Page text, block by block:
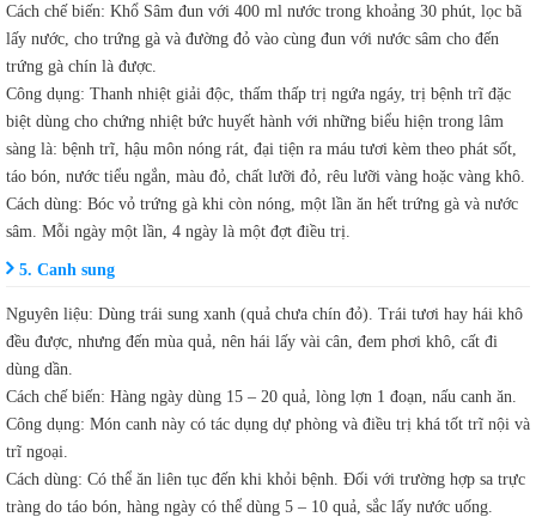
Cách chế biến: Khổ Sâm đun với 400 ml nước trong khoảng 30 phút, lọc bã
lấy nước, cho trứng gà và đường đỏ vào cùng đun với nước sâm cho đến
trứng gà chín là được.
Công dụng: Thanh nhiệt giải độc, thấm thấp trị ngứa ngáy, trị bệnh trĩ đặc
biệt dùng cho chứng nhiệt bức huyết hành với những biểu hiện trong lâm
sàng là: bệnh trĩ, hậu môn nóng rát, đại tiện ra máu tươi kèm theo phát sốt,
táo bón, nước tiểu ngắn, màu đỏ, chất lưỡi đỏ, rêu lưỡi vàng hoặc vàng khô.
Cách dùng: Bóc vỏ trứng gà khi còn nóng, một lần ăn hết trứng gà và nước
sâm. Mỗi ngày một lần, 4 ngày là một đợt điều trị.
5. Canh sung
Nguyên liệu: Dùng trái sung xanh (quả chưa chín đỏ). Trái tươi hay hái khô
đều được, nhưng đến mùa quả, nên hái lấy vài cân, đem phơi khô, cất đi
dùng dần.
Cách chế biến: Hàng ngày dùng 15 – 20 quả, lòng lợn 1 đoạn, nấu canh ăn.
Công dụng: Món canh này có tác dụng dự phòng và điều trị khá tốt trĩ nội và
trĩ ngoại.
Cách dùng: Có thể ăn liên tục đến khi khỏi bệnh. Đối với trường hợp sa trực
tràng do táo bón, hàng ngày có thể dùng 5 – 10 quả, sắc lấy nước uống.